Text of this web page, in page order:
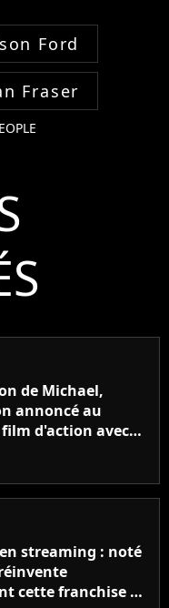
Ford
Fraser
de Michael,
annoncé au
d'action avec
streaming : noté
cette franchise de